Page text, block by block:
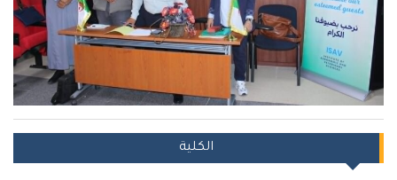
الكلية